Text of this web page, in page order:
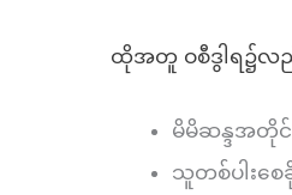
ထိုအတူ ဝစီဒွါရ၌လ
မိမိဆန္ဒအတိုင်
သူတစ်ပါးစေ